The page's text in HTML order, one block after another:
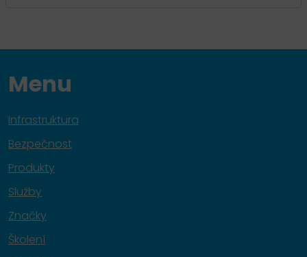
Menu
Infrastruktura
Bezpečnost
Produkty
Služby
Značky
Školení